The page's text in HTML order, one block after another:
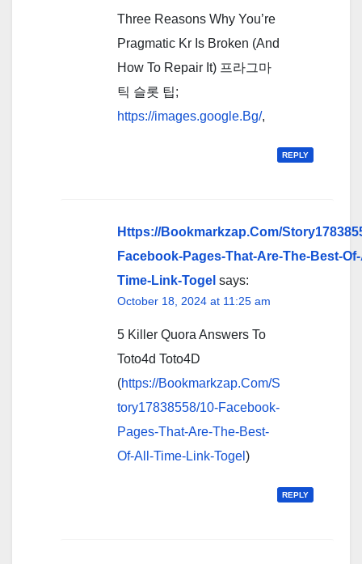
Three Reasons Why You’re
Pragmatic Kr Is Broken (And
How To Repair It) 프라그마
틱 슬롯 팁;
https://images.google.Bg/,
REPLY
Https://Bookmarkzap.Com/
Facebook-Pages-That-Are-The-Best-
Time-Link-Togel says:
October 18, 2024 at 11:25 am
5 Killer Quora Answers To
Toto4d Toto4D
(https://Bookmarkzap.Com/S
tory17838558/10-Facebook-
Pages-That-Are-The-Best-
Of-All-Time-Link-Togel )
REPLY